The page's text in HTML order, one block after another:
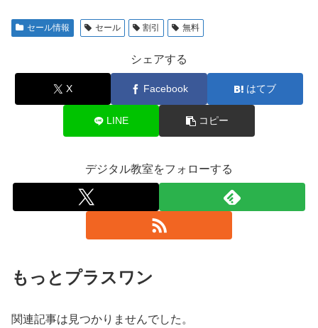
セール情報 セール 割引 無料
シェアする
X Facebook はてブ
LINE コピー
デジタル教室をフォローする
もっとプラスワン
関連記事は見つかりませんでした。